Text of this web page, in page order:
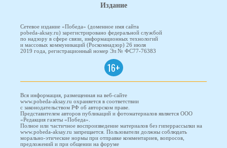
Издание
Сетевое издание «Победа» (доменное имя сайта
pobeda-aksay.ru) зарегистрировано федеральной службой
по надзору в сфере связи, информационных технологий
и массовых коммуникаций (Роскомнадзор) 26 июля
2019 года, регистрационный номер Эл № ФС77-76383
16+
Вся информация, размещенная на веб-сайте
www.pobeda-aksay.ru охраняется в соответствии
с законодательством РФ об авторском праве.
Представителем авторов публикаций и фотоматериалов является ООО
«Редакция газеты «Победа».
Полное или частичное воспроизведение материалов без гиперрассылки на
www.pobeda-aksay.ru запрещается. Пользователи должны соблюдать
морально-этические нормы при отправке комментариев, вопросов,
предложений и при общении на форуме